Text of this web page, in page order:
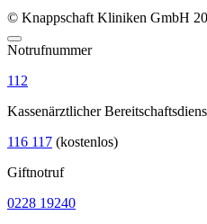
© Knappschaft Kliniken GmbH
Notrufnummer
112
Kassenärztlicher
116 117 (kostenlos)
Giftnotruf
0228 19240